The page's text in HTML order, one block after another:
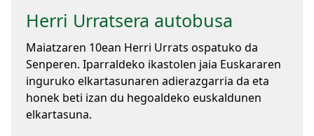
Herri Urratsera autobusa
Maiatzaren 10ean Herri Urrats ospatuko da
Senperen. Iparraldeko ikastolen jaia Euskararen
inguruko elkartasunaren adierazgarria da eta
honek beti izan du hegoaldeko euskaldunen
elkartasuna.